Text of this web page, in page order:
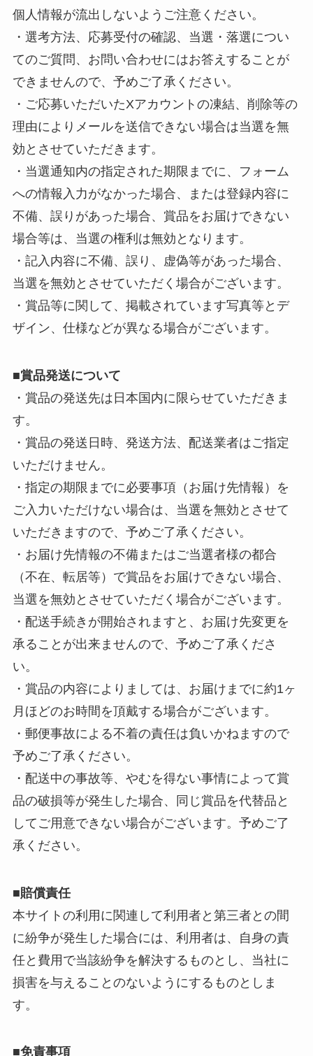
個人情報が流出しないようご注意ください。
・選考方法、応募受付の確認、当選・落選につい
てのご質問、お問い合わせにはお答えすることが
できませんので、予めご了承ください。
・ご応募いただいたXアカウントの凍結、削除等の
理由によりメールを送信できない場合は当選を無
効とさせていただきます。
・当選通知内の指定された期限までに、フォーム
への情報入力がなかった場合、または登録内容に
不備、誤りがあった場合、賞品をお届けできない
場合等は、当選の権利は無効となります。
・記入内容に不備、誤り、虚偽等があった場合、
当選を無効とさせていただく場合がございます。
・賞品等に関して、掲載されています写真等とデ
ザイン、仕様などが異なる場合がございます。
■賞品発送について
・賞品の発送先は日本国内に限らせていただきま
す。
・賞品の発送日時、発送方法、配送業者はご指定
いただけません。
・指定の期限までに必要事項（お届け先情報）を
ご入力いただけない場合は、当選を無効とさせて
いただきますので、予めご了承ください。
・お届け先情報の不備またはご当選者様の都合
（不在、転居等）で賞品をお届けできない場合、
当選を無効とさせていただく場合がございます。
・配送手続きが開始されますと、お届け先変更を
承ることが出来ませんので、予めご了承くださ
い。
・賞品の内容によりましては、お届けまでに約1ヶ
月ほどのお時間を頂戴する場合がございます。
・郵便事故による不着の責任は負いかねますので
予めご了承ください。
・配送中の事故等、やむを得ない事情によって賞
品の破損等が発生した場合、同じ賞品を代替品と
してご用意できない場合がございます。予めご了
承ください。
■賠償責任
本サイトの利用に関連して利用者と第三者との間
に紛争が発生した場合には、利用者は、自身の責
任と費用で当該紛争を解決するものとし、当社に
損害を与えることのないようにするものとしま
す。
■免責事項